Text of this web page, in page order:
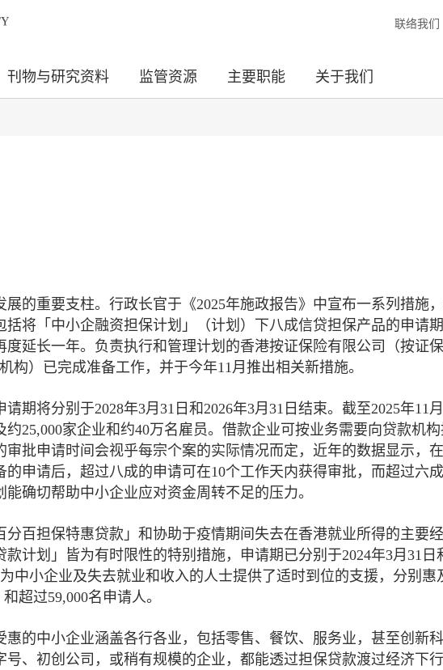
联络我们
刊物与研究资料 监管资源 主要职能 关于我们
的重要支柱。行政长官于《2025年施政报告》中宣布一系列措施
将「中小企融资担保计划」（计划）下八成信贷担保产品的申请
延长一年。负责执行和管理计划的香港按证保险有限公司（按证
构）已完成准备工作，并于今年11月推出相关新措施。
期将分别于2028年3月31日和2026年3月31日结束。截至2025年11月
25,000家企业和约40万名雇员。借款企业可按业务需要向贷款机
批申请时间会视乎每宗个案的实际情况而定，近年的数据显示，
申请后，超过八成的申请可在10个工作天内获得审批，而超过六
确切帮助中小企业应对资金周转不足的压力。
百担保特惠贷款」和协助于疫情期间失去在香港就业所得的主要
计划」皆为有时限性的特别措施，申请期已分别于2024年3月31日
中小企业及失去就业和收入的人士提供了适时到位的支援，分别惠
超过59,000名申请人。
的中小企业涵盖各行各业，包括零售、餐饮、服务业，甚至创新
、初创公司，或稍有规模的企业，都能透过担保贷款渡过经济下